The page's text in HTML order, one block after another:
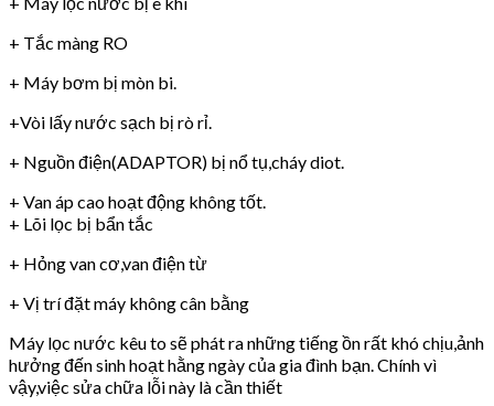
+ Tắc màng RO
+ Máy bơm bị mòn bi.
+Vòi lấy nước sạch bị rò rỉ.
+ Nguồn điện(ADAPTOR) bị nổ tụ,cháy diot.
+ Van áp cao hoạt động không tốt.
+ Lõi lọc bị bẩn tắc
+ Hỏng van cơ,van điện từ
+ Vị trí đặt máy không cân bằng
Máy lọc nước kêu to sẽ phát ra những tiếng ồn rất khó chịu,ảnh
hưởng đến sinh hoạt hằng ngày của gia đình bạn. Chính vì
vậy,việc sửa chữa lỗi này là cần thiết